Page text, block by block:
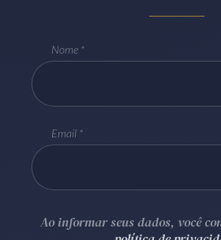
Nome
Email
Ao informar seus dados, você